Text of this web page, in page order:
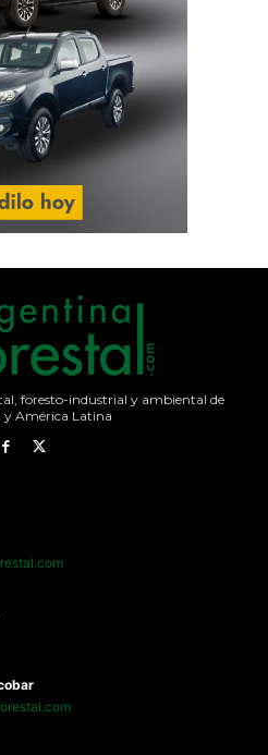
foresto-industrial y ambiental de
América Latina